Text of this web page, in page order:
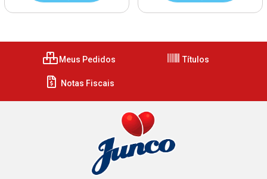
Meus Pedidos Títulos
Notas Fiscais